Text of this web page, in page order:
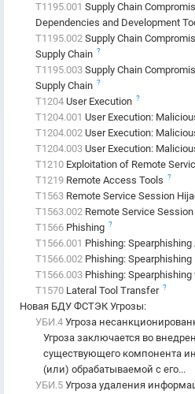
T1195.001 Supply Chain
Dependencies and Development
T1195.002 Supply Chain
Supply Chain ?
T1195.003 Supply Chain
Supply Chain ?
T1204 User Execution ?
T1204.001 User Execution:
T1204.002 User Execution:
T1204.003 User Execution:
T1210 Exploitation of Remote
T1219 Remote Access Tools ?
T1563 Remote Service Session
T1563.002 Remote Service
T1566 Phishing ?
T1566.001 Phishing:
T1566.002 Phishing: Spearphishing
T1566.003 Phishing: Spearphishing
T1570 Lateral Tool Transfer ?
Новая БДУ ФСТЭК Угрозы:
УБИ.4 Угроза
Угроза заключается во
существующего компонента
(или) обрабатываемой с его...
УБИ.5 Угроза удаления